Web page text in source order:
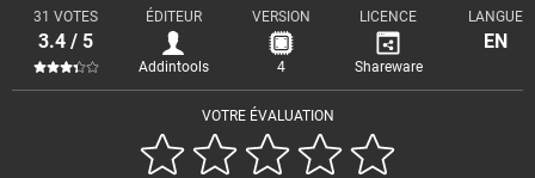
VOTRE ÉVALUATION
31 VOTES
3.4 / 5
ÉDITEUR
Addintools
VERSION
4
LICENCE
Shareware
LANGUE
EN